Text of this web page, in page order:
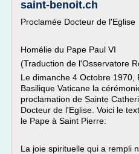
saint-benoit.ch
Proclamée Docteur de l'Eglise
Homélie du Pape Paul VI
(Traduction de l'Osservatore
Le dimanche 4 Octobre 1970,
Basilique Vaticane la
proclamation de Sainte
Docteur de l'Eglise. Voici le
le Pape à Saint Pierre:
La joie spirituelle qui a rempli